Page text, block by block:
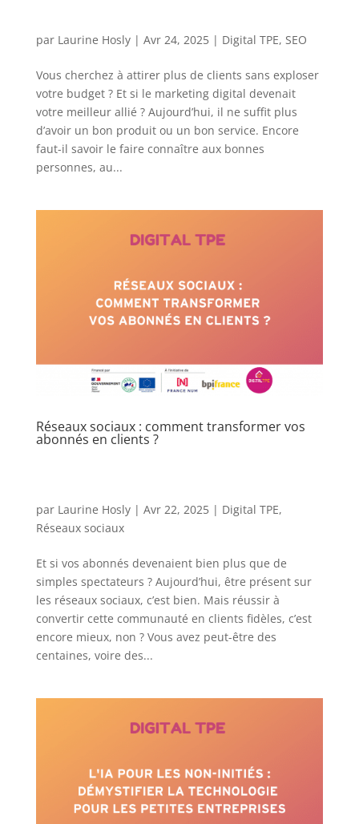
par Laurine Hosly| Avr 24, 2025| Digital TPE, SEO
Vous cherchez à attirer plus de clients sans exploser
votre budget ? Et si le marketing digital devenait
votre meilleur allié ? Aujourd’hui, il ne suffit plus
d’avoir un bon produit ou un bon service. Encore
faut-il savoir le faire connaître aux bonnes
personnes, au...
Réseaux sociaux : comment transformer vos
abonnés en clients ?
par Laurine Hosly| Avr 22, 2025| Digital TPE,
Réseaux sociaux
Et si vos abonnés devenaient bien plus que de
simples spectateurs ? Aujourd’hui, être présent sur
les réseaux sociaux, c’est bien. Mais réussir à
convertir cette communauté en clients fidèles, c’est
encore mieux, non ? Vous avez peut-être des
centaines, voire des...